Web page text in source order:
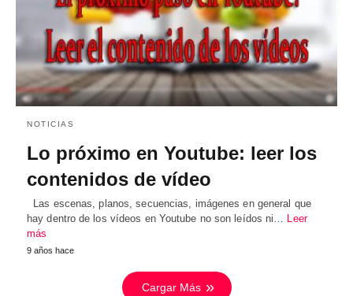
NOTICIAS
Lo próximo en Youtube: leer los
contenidos de vídeo
Las escenas, planos, secuencias, imágenes en general que
hay dentro de los vídeos en Youtube no son leídos ni… Leer
más
9 años hace
Cargar Más